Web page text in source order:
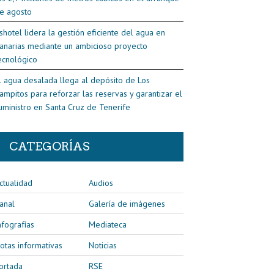
agosto
lidera la gestión eficiente del agua en
mediante un ambicioso proyecto
agua desalada llega al depósito de Los
para reforzar las reservas y garantizar el
en Santa Cruz de Tenerife
CATEGORÍAS
Audios
Galería de imágenes
Mediateca
informativas
Noticias
RSE